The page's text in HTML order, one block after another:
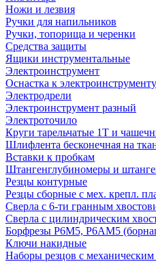
Ножи и лезвия
Ручки для напильников
Ручки, топорища и черенки
Средства защиты
Ящики инструментальные
Электроинструмент
Оснастка к электроинструменту
Электродрели
Электроинструмент разный
Электроточило
Круги тарельчатые 1Т и
Шлифлента бесконечная на
Вставки к пробкам
Штангенглубиномеры и
Резцы контурные
Резцы сборные с мех. крепл.
Сверла с 6-ти гранным
Сверла с цилиндрическим
Борфрезы Р6М5, Р6АМ5
Ключи накидные
Наборы резцов с